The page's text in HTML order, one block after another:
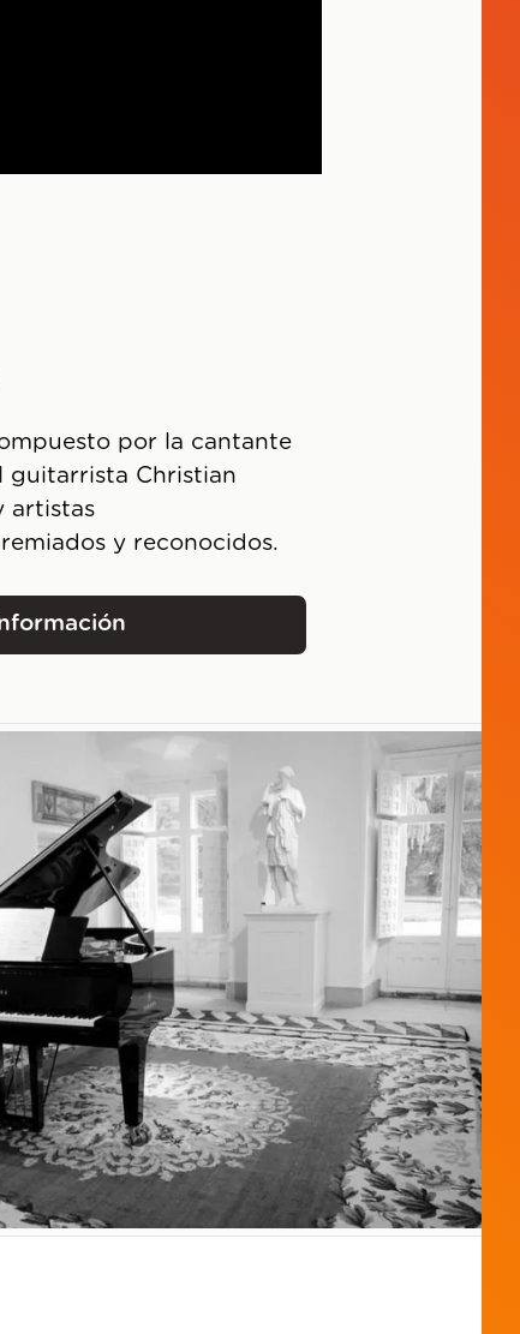
por la cantante
guitarrista Christian
artistas
y reconocidos.